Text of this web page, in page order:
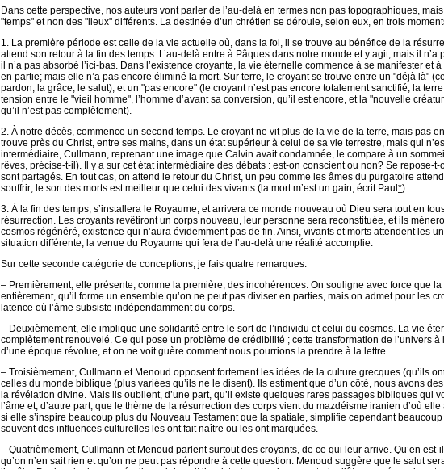
Dans cette perspective, nos auteurs vont parler de l’au-delà en termes non pas topographiques,
"temps" et non des "lieux" différents. La destinée d’un chrétien se déroule, selon eux, en trois
1. La première période est celle de la vie actuelle où, dans la foi, il se trouve au bénéfice de la
attend son retour à la fin des temps. L’au-delà entre à Pâques dans notre monde et y agit, mais il
il n’a pas absorbé l’ici-bas. Dans l’existence croyante, la vie éternelle commence à se manifester et
en partie; mais elle n’a pas encore éliminé la mort. Sur terre, le croyant se trouve entre un "déjà là"
pardon, la grâce, le salut), et un "pas encore" (le croyant n’est pas encore totalement sanctifié, la
tension entre le "vieil homme", l’homme d’avant sa conversion, qu’il est encore, et la "nouvelle
qu’il n’est pas complètement).
2. À notre décès, commence un second temps. Le croyant ne vit plus de la vie de la terre, mais pas
trouve près du Christ, entre ses mains, dans un état supérieur à celui de sa vie terrestre, mais qui
intermédiaire, Cullmann, reprenant une image que Calvin avait condamnée, le compare à un
rêves, précise-t-il). Il y a sur cet état intermédiaire des débats : est-on conscient ou non? Se repose-
sont partagés. En tout cas, on attend le retour du Christ, un peu comme les âmes du purgatoire
souffrir; le sort des morts est meilleur que celui des vivants (la mort m’est un gain, écrit Paul *).
3. À la fin des temps, s’installera le Royaume, et arrivera ce monde nouveau où Dieu sera tout en
résurrection. Les croyants revêtiront un corps nouveau, leur personne sera reconstituée, et ils
cosmos régénéré, existence qui n’aura évidemment pas de fin. Ainsi, vivants et morts attendent les
situation différente, la venue du Royaume qui fera de l’au-delà une réalité accomplie.
Sur cette seconde catégorie de conceptions, je fais quatre remarques.
– Premièrement, elle présente, comme la première, des incohérences. On souligne avec force que la
entièrement, qu’il forme un ensemble qu’on ne peut pas diviser en parties, mais on admet pour les
latence où l’âme subsiste indépendamment du corps.
– Deuxièmement, elle implique une solidarité entre le sort de l’individu et celui du cosmos. La vie
complètement renouvelé. Ce qui pose un problème de crédibilité ; cette transformation de l’univers à
d’une époque révolue, et on ne voit guère comment nous pourrions la prendre à la lettre.
– Troisièmement, Cullmann et Menoud opposent fortement les idées de la culture grecques (qu’ils
celles du monde biblique (plus variées qu’ils ne le disent). Ils estiment que d’un côté, nous avons
la révélation divine. Mais ils oublient, d’une part, qu’il existe quelques rares passages bibliques qui
l’âme et, d’autre part, que le thème de la résurrection des corps vient du mazdéisme iranien d’où
si elle s’inspire beaucoup plus du Nouveau Testament que la spatiale, simplifie cependant
souvent des influences culturelles les ont fait naître ou les ont marquées.
– Quatrièmement, Cullmann et Menoud parlent surtout des croyants, de ce qui leur arrive. Qu’en
qu’on n’en sait rien et qu’on ne peut pas répondre à cette question. Menoud suggère que le salut